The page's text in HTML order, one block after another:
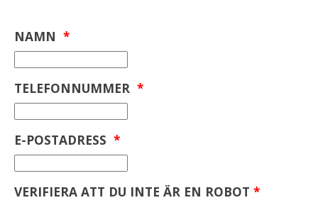
NAMN *
TELEFONNUMMER *
E-POSTADRESS *
VERIFIERA ATT DU INTE ÄR EN ROBOT *